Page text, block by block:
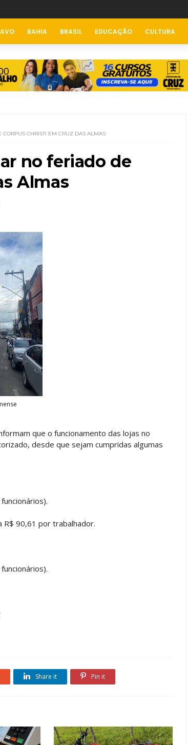
BAHIA BRASIL EDUCAÇÃO CULTURA
CHRISTI EM CRUZ DAS ALMAS
no feriado de
Almas
que o funcionamento das lojas no
desde que sejam cumpridas algumas
R$ 90,61 por trabalhador.
Share it Pin it